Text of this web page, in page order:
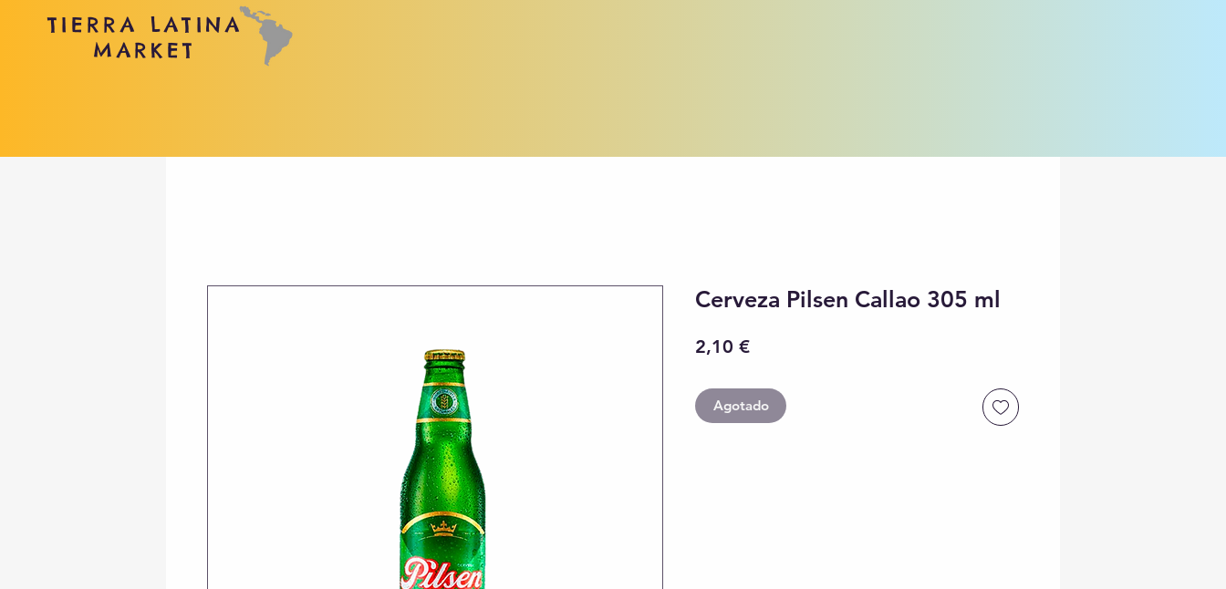
TIERRA LATINA
MARKET
Cerveza Pilsen Callao 305 ml
2,10 €Precio
Agotado